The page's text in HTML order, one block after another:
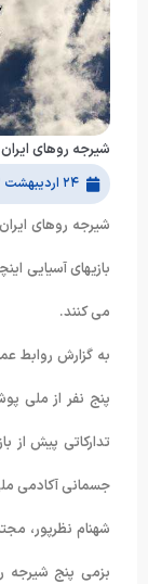
شیرجه روهای
۲۴ اردیبهشت ۱۳۹۳
شیرجه روهای
می کنند.
به گزارش روابط
پنج نفر از ملی
تدارکاتی پیش از
جسمانی آکادمی
شهنام نظرپور،
بزمی پنج شیرجه